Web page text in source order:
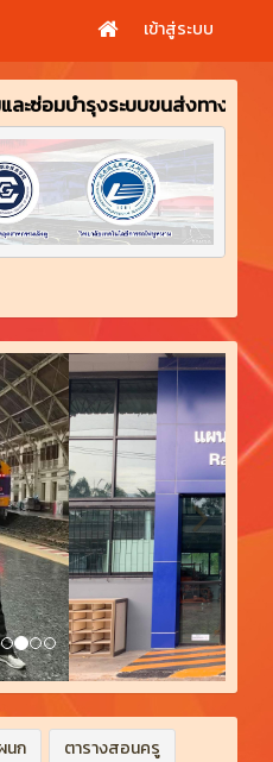
เข้าสู่ระบบ
บบขนส่งทางราง วิทยาลัยเทค
นก
ตารางสอนครู